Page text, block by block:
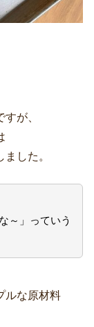
が、
ました。
～」っていう
ルな原材料